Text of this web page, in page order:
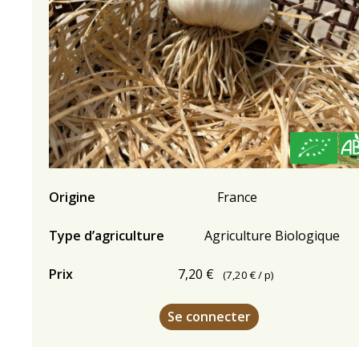
Origine France
Type d’agriculture Agriculture Biologique
Prix 7,20 € (7,20 €/ p)
Se connecter